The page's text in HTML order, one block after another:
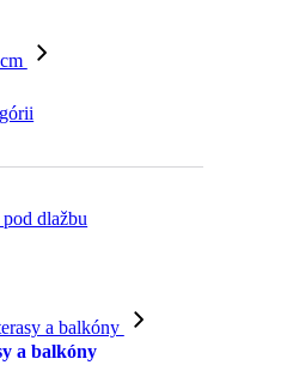
pod dlažbu
a balkóny
a balkóny